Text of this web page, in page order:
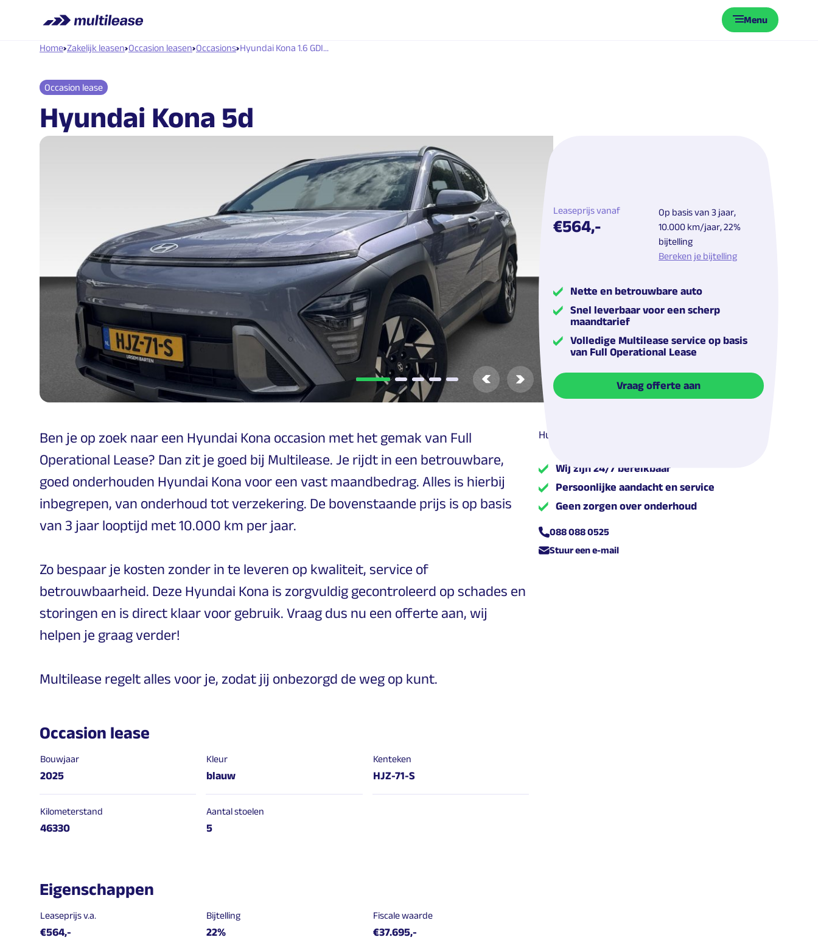
Menu
Home Zakelijk leasen Occasion leasen Occasions Hyundai Kona 1.6 GDI...
Hyundai Kona 5d
1.6 GDI HEV Comfort Smart
Occasion lease
Vorige Volgende
Leaseprijs vanaf
€564,-
Op basis van 3 jaar,
10.000 km/jaar, 22%
bijtelling
Bereken je bijtelling
Nette en betrouwbare auto
Snel leverbaar voor een scherp
maandtarief
Volledige Multilease service op basis
van Full Operational Lease
Vraag offerte aan
Ben je op zoek naar een Hyundai Kona occasion met het gemak van Full
Operational Lease? Dan zit je goed bij Multilease. Je rijdt in een betrouwbare,
goed onderhouden Hyundai Kona voor een vast maandbedrag. Alles is hierbij
inbegrepen, van onderhoud tot verzekering. De bovenstaande prijs is op basis
van 3 jaar looptijd met 10.000 km per jaar.
Zo bespaar je kosten zonder in te leveren op kwaliteit, service of
betrouwbaarheid. Deze Hyundai Kona is zorgvuldig gecontroleerd op schades en
storingen en is direct klaar voor gebruik. Vraag dus nu een offerte aan, wij
helpen je graag verder!
Multilease regelt alles voor je, zodat jij onbezorgd de weg op kunt.
Occasion lease
Bouwjaar
2025
Kleur
blauw
Kenteken
HJZ-71-S
Kilometerstand
46330
Aantal stoelen
5
Eigenschappen
Leaseprijs v.a.
€564,-
Bijtelling
22%
Fiscale waarde
€37.695,-
Hulp nodig? We helpen je graag op weg!
Wij zijn 24/7 bereikbaar
Persoonlijke aandacht en service
Geen zorgen over onderhoud
088 088 0525
Stuur een e-mail